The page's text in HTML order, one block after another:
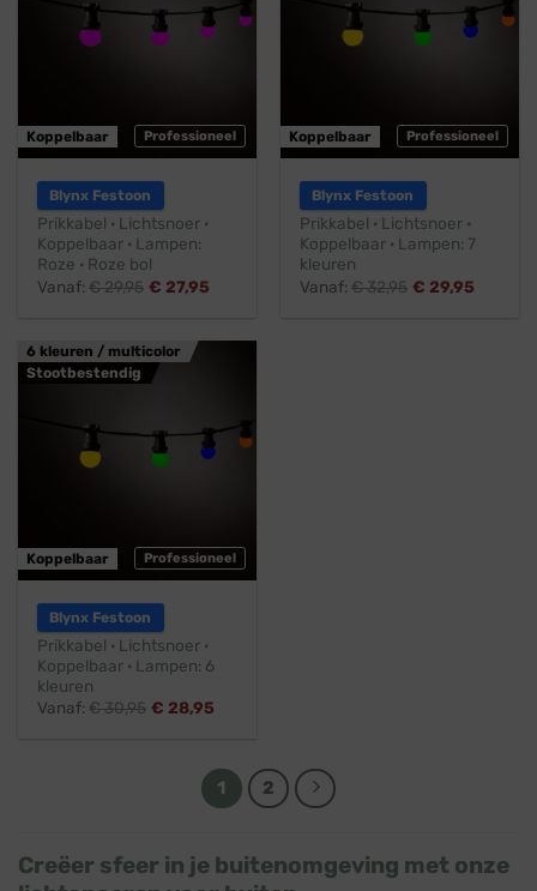
Professioneel
Koppelbaar
Blynx Festoon
Prikkabel · Lichtsnoer ·
Koppelbaar · Lampen:
Roze · Roze bol
Vanaf:€29,95 € 27,95
Professioneel
Koppelbaar
Blynx Festoon
Prikkabel · Lichtsnoer ·
Koppelbaar · Lampen: 7
kleuren
Vanaf:€32,95 € 29,95
6 kleuren / multicolor
Stootbestendig
Professioneel
Koppelbaar
Blynx Festoon
Prikkabel · Lichtsnoer ·
Koppelbaar · Lampen: 6
kleuren
Vanaf:€30,95 € 28,95
1 2
Creëer sfeer in je buitenomgeving met onze